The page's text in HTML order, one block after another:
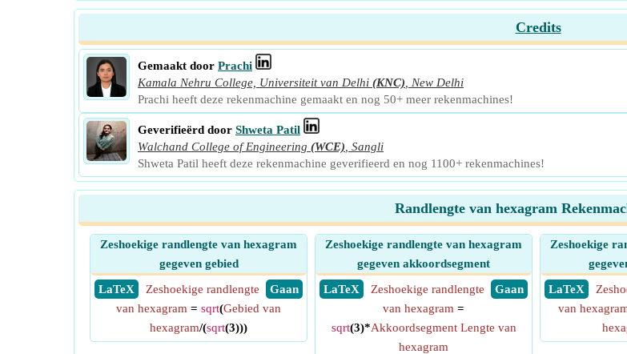
Credits
Gemaakt door Prachi
Kamala Nehru College, Universiteit van Delhi (KNC)
New Delhi
Prachi heeft deze rekenmachine gemaakt en nog 50+ meer rekenmachines!
Geverifieërd door Shweta Patil
Walchand College of Engineering (WCE) Sangli
Shweta Patil heeft deze rekenmachine geverifieerd en nog 1100+ rekenmachines!
Randlengte van hexagram
Zeshoekige randlengte van hexagram
gegeven gebied
​ LaTeX
​ Gaan
Zeshoekige randlengte
van hexagram = sqrt(Gebied van
hexagram/(sqrt(3)))
Zeshoekige randlengte van hexagram
gegeven akkoordsegment
​ LaTeX
​ Gaan
Zeshoekige randlengte
van hexagram =
sqrt(3)*Akkoordsegment Lengte van
hexagram
Zeshoekige
​ LaTeX
van